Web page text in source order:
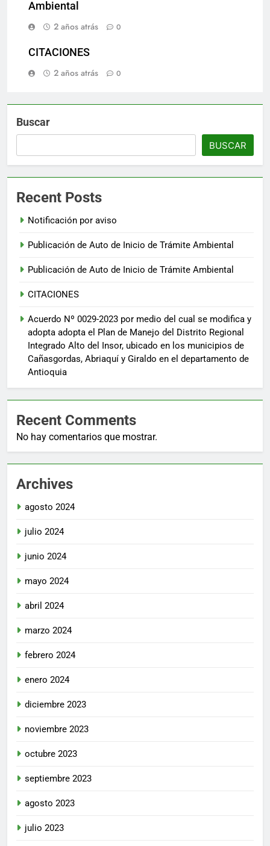
Ambiental
2 años atrás
0
CITACIONES
2 años atrás
0
Buscar
BUSCAR
Recent Posts
Notificación por aviso
Publicación de Auto de Inicio de Trámite Ambiental
Publicación de Auto de Inicio de Trámite Ambiental
CITACIONES
Acuerdo Nº 0029-2023 por medio del cual se modifica y
adopta adopta el Plan de Manejo del Distrito Regional
Integrado Alto del Insor, ubicado en los municipios de
Cañasgordas, Abriaquí y Giraldo en el departamento de
Antioquia
Recent Comments
No hay comentarios que mostrar.
Archives
agosto 2024
julio 2024
junio 2024
mayo 2024
abril 2024
marzo 2024
febrero 2024
enero 2024
diciembre 2023
noviembre 2023
octubre 2023
septiembre 2023
agosto 2023
julio 2023